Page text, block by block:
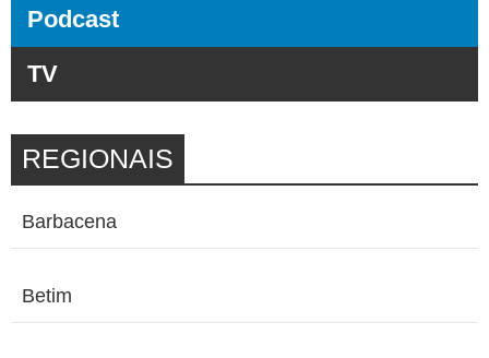
Podcast
TV
REGIONAIS
Barbacena
Betim